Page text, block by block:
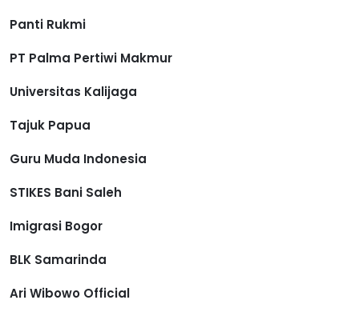
Panti Rukmi
PT Palma Pertiwi Makmur
Universitas Kalijaga
Tajuk Papua
Guru Muda Indonesia
STIKES Bani Saleh
Imigrasi Bogor
BLK Samarinda
Ari Wibowo Official